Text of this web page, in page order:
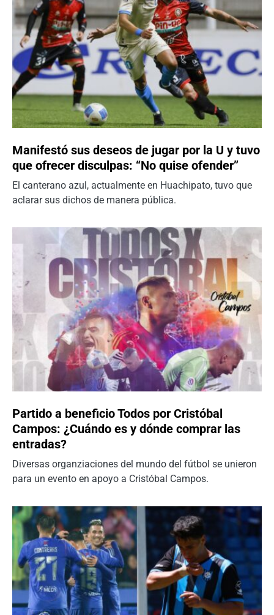
Manifestó sus deseos de jugar por la U y tuvo
que ofrecer disculpas: “No quise ofender”
El canterano azul, actualmente en Huachipato, tuvo que
aclarar sus dichos de manera pública.
Partido a beneficio Todos por Cristóbal
Campos: ¿Cuándo es y dónde comprar las
entradas?
Diversas organziaciones del mundo del fútbol se unieron
para un evento en apoyo a Cristóbal Campos.